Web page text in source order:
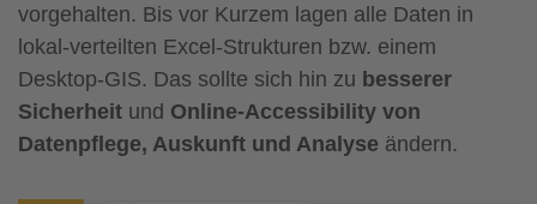
vorgehalten. Bis vor Kurzem lagen alle Daten in
lokal-verteilten Excel-Strukturen bzw. einem
Desktop-GIS. Das sollte sich hin zu besserer
Sicherheit und Online-Accessibility von
Datenpflege, Auskunft und Analyse ändern.